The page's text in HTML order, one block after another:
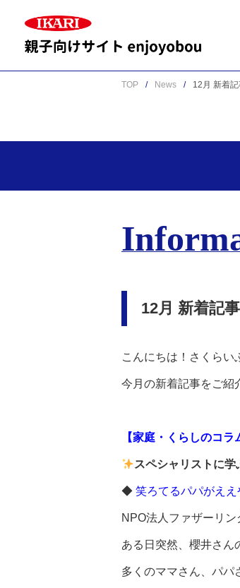
TOP News 12月 新着
12月 新着記
こんにちは！さくらい
今月の新着記事をご紹
【家庭・くらしのコラ
スペシャリストに学
◆ 笑ろてるパパがええ
NPO法人ファザーリ
ある日突然、櫻井さ
多くのママさん、パパ